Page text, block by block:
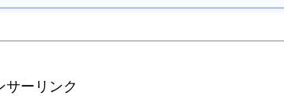
サーリンク